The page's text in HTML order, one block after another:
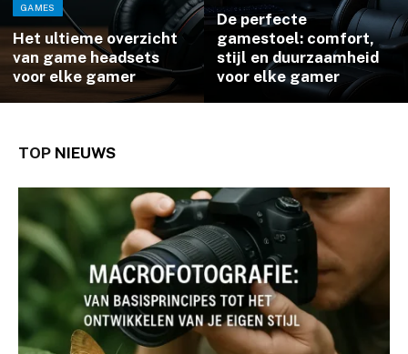
GAMES
Het ultieme overzicht
van game headsets
voor elke gamer
De perfecte
gamestoel: comfort,
stijl en duurzaamheid
voor elke gamer
TOP NIEUWS